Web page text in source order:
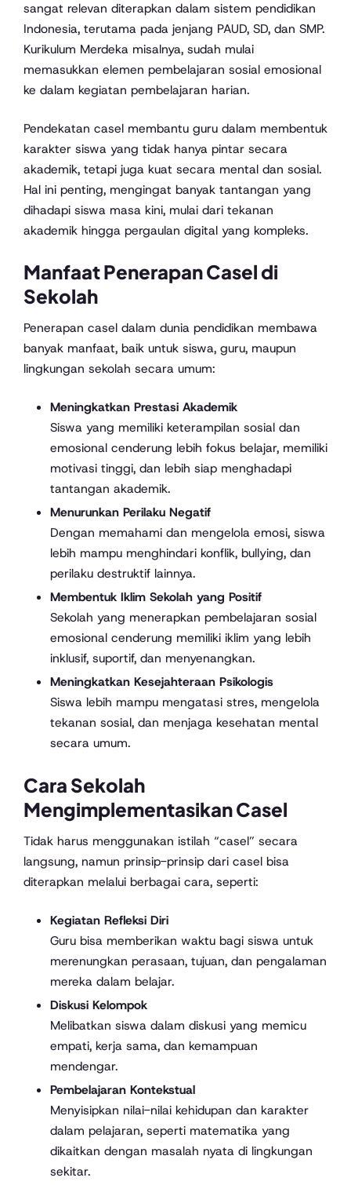
sangat relevan diterapkan dalam sistem pendidikan
Indonesia, terutama pada jenjang PAUD, SD, dan SMP.
Kurikulum Merdeka misalnya, sudah mulai
memasukkan elemen pembelajaran sosial emosional
ke dalam kegiatan pembelajaran harian.
Pendekatan casel membantu guru dalam membentuk
karakter siswa yang tidak hanya pintar secara
akademik, tetapi juga kuat secara mental dan sosial.
Hal ini penting, mengingat banyak tantangan yang
dihadapi siswa masa kini, mulai dari tekanan
akademik hingga pergaulan digital yang kompleks.
Manfaat Penerapan Casel di
Sekolah
Penerapan casel dalam dunia pendidikan membawa
banyak manfaat, baik untuk siswa, guru, maupun
lingkungan sekolah secara umum:
Meningkatkan Prestasi Akademik
Siswa yang memiliki keterampilan sosial dan
emosional cenderung lebih fokus belajar, memiliki
motivasi tinggi, dan lebih siap menghadapi
tantangan akademik.
Menurunkan Perilaku Negatif
Dengan memahami dan mengelola emosi, siswa
lebih mampu menghindari konflik, bullying, dan
perilaku destruktif lainnya.
Membentuk Iklim Sekolah yang Positif
Sekolah yang menerapkan pembelajaran sosial
emosional cenderung memiliki iklim yang lebih
inklusif, suportif, dan menyenangkan.
Meningkatkan Kesejahteraan Psikologis
Siswa lebih mampu mengatasi stres, mengelola
tekanan sosial, dan menjaga kesehatan mental
secara umum.
Cara Sekolah
Mengimplementasikan Casel
Tidak harus menggunakan istilah “casel” secara
langsung, namun prinsip-prinsip dari casel bisa
diterapkan melalui berbagai cara, seperti:
Kegiatan Refleksi Diri
Guru bisa memberikan waktu bagi siswa untuk
merenungkan perasaan, tujuan, dan pengalaman
mereka dalam belajar.
Diskusi Kelompok
Melibatkan siswa dalam diskusi yang memicu
empati, kerja sama, dan kemampuan
mendengar.
Pembelajaran Kontekstual
Menyisipkan nilai-nilai kehidupan dan karakter
dalam pelajaran, seperti matematika yang
dikaitkan dengan masalah nyata di lingkungan
sekitar.